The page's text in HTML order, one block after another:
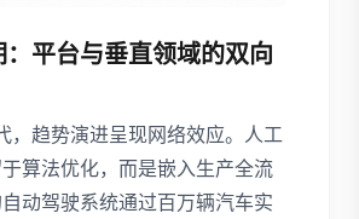
：平台与垂直领域的双向
，趋势演进呈现网络效应。人工
算法优化，而是嵌入生产全流
动驾驶系统通过百万辆汽车实